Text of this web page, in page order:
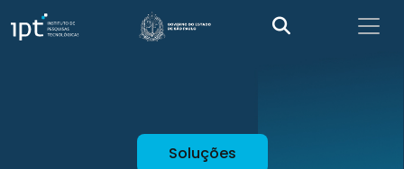
Soluções